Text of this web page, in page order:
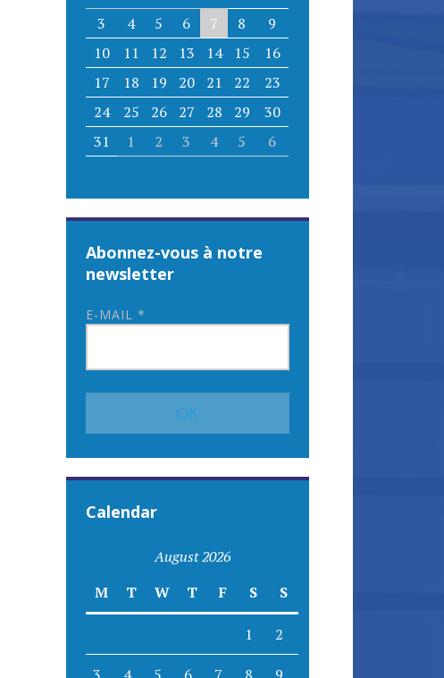
3
4 5 6 7 8
9
10
11 12 13 14 15
16
17
18 19 20 21 22
23
24
25 26 27 28 29
30
31
1 2 3 4 5 6
Abonnez-vous à notre
newsletter
E-MAIL*
Calendar
August 2026
M
T W T F S S
1 2